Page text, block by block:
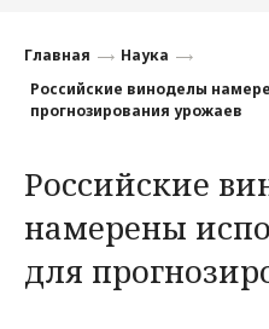
Финансы
Наука
Культура
Общество
Главная
Наука
Российские виноделы
прогнозирования урожаев
Российские
намерены
для